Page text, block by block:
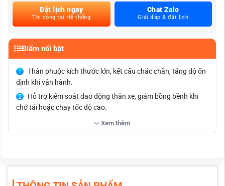
Đặt lịch ngay
Thi công tại Hệ thống
Chat Zalo
Giải đáp & đặt lịch
Điểm nổi bật
Thân phuộc kích thước lớn, kết cấu chắc chắn, tăng độ ổn
định khi vận hành.
Hỗ trợ kiểm soát dao động thân xe, giảm bồng bềnh khi
chở tải hoặc chạy tốc độ cao.
Cấu trúc Twin Tube giúp hấp thụ xung động hiệu quả, vận
hành êm ái hơn.
sáng gầm xe.
Xem thêm